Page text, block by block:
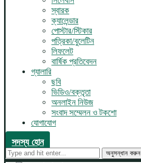
স্বারক
ক্যালেন্ডার
পোস্টার/স্টিকার
পত্রিকা/বুলেটিন
লিফলেট
বার্ষিক প্রতিবেদন
গ্যালারি
ছবি
ভিডিও/বক্তৃতা
অনলাইন নিউজ
সংবাদ সম্মেলন ও টকশো
যোগাযোগ
সদস্য হোন
অনুসন্ধান করুন